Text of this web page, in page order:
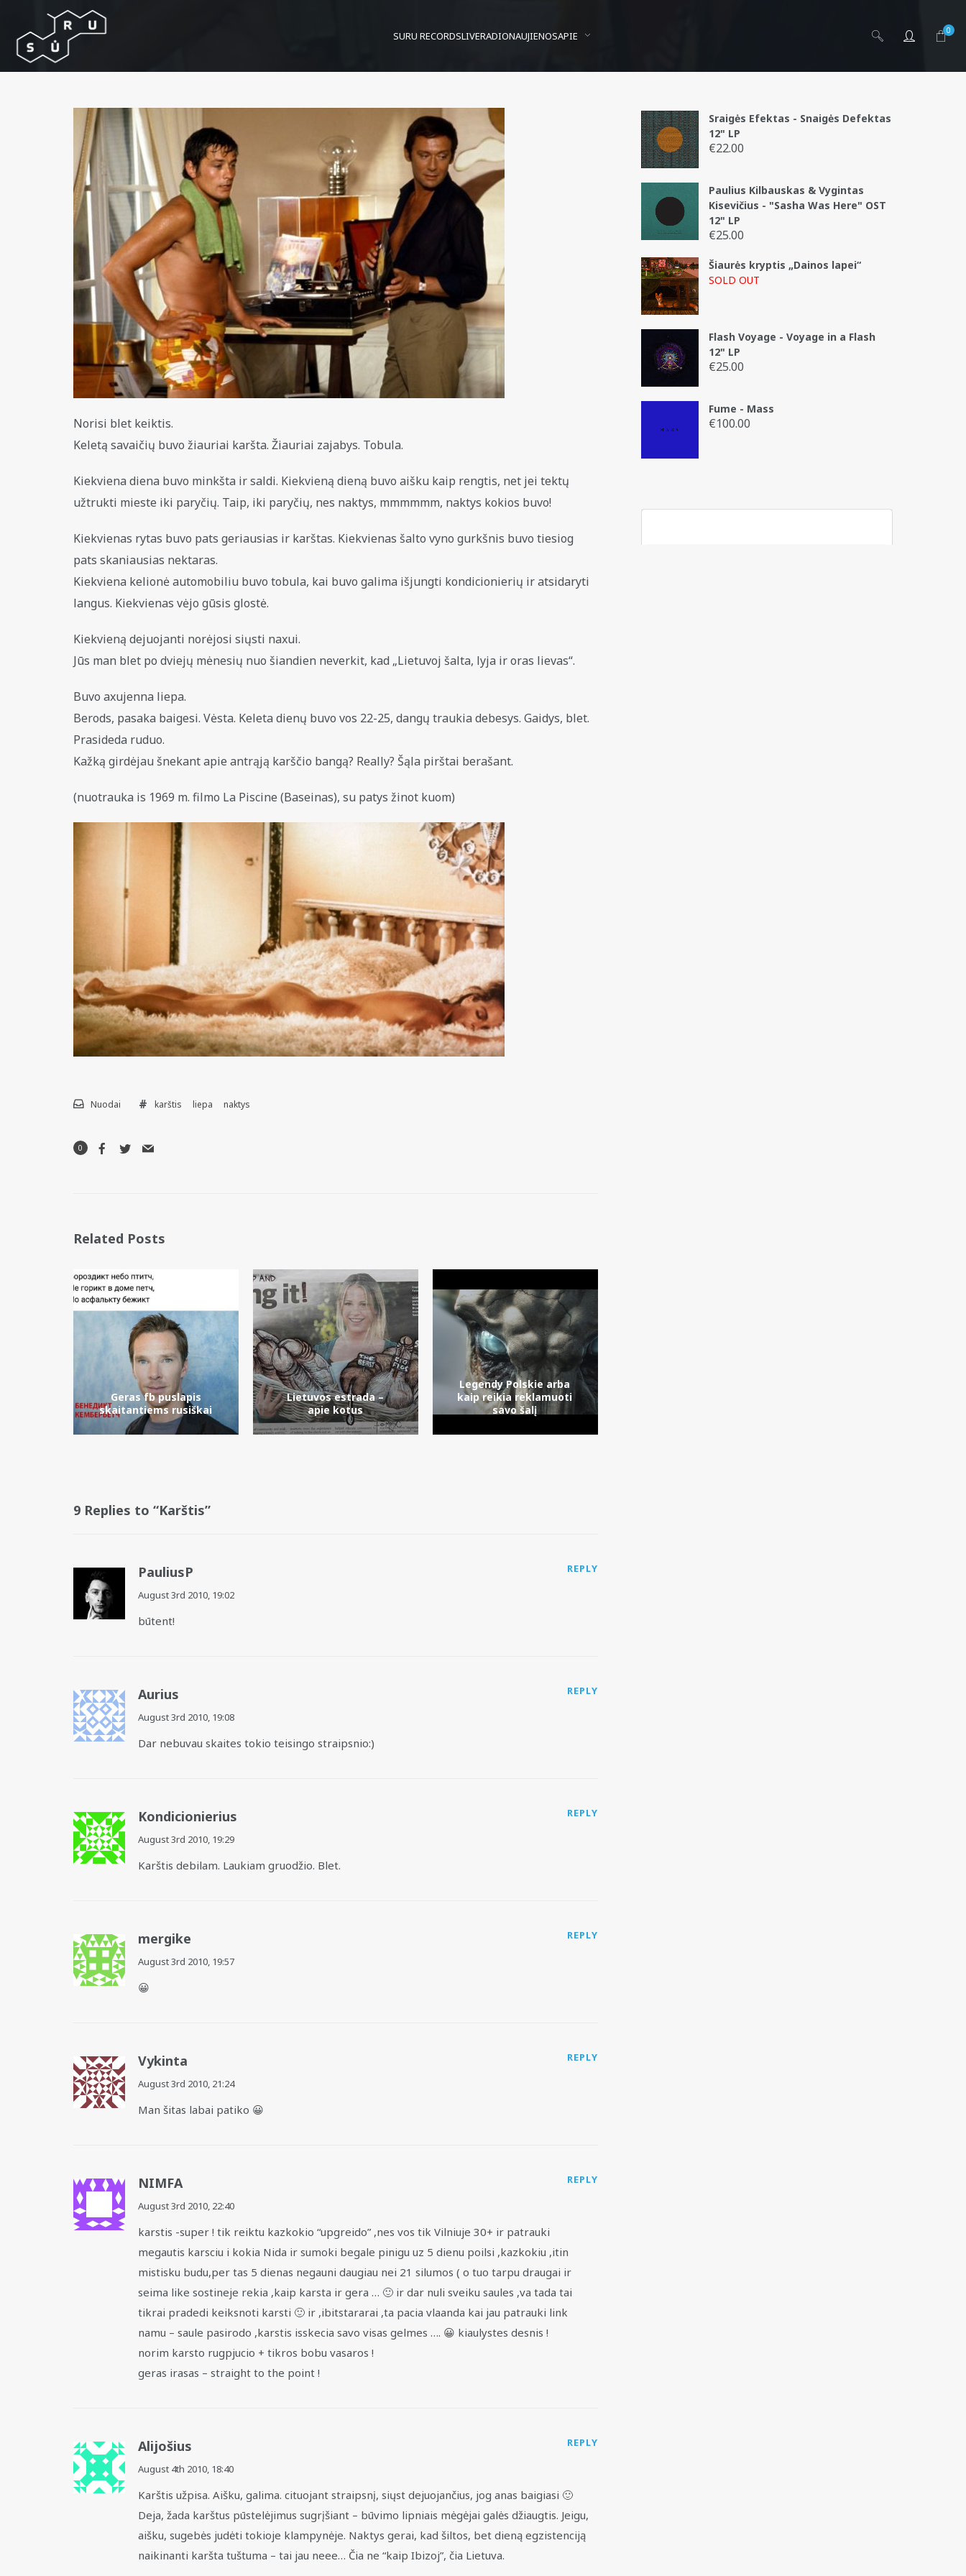
SURU RECORDSLIVERADIONAUJIENOSAPIE 0
Karštis
Posted On2010/08/03
Norisi blet keiktis.
Keletą savaičių buvo žiauriai karšta. Žiauriai zajabys. Tobula.
Kiekviena diena buvo minkšta ir saldi. Kiekvieną dieną buvo aišku kaip rengtis, net jei tektų
užtrukti mieste iki paryčių. Taip, iki paryčių, nes naktys, mmmmmm, naktys kokios buvo!
Kiekvienas rytas buvo pats geriausias ir karštas. Kiekvienas šalto vyno gurkšnis buvo tiesiog
pats skaniausias nektaras.
Kiekviena kelionė automobiliu buvo tobula, kai buvo galima išjungti kondicionierių ir atsidaryti
langus. Kiekvienas vėjo gūsis glostė.
Kiekvieną dejuojanti norėjosi siųsti naxui.
Jūs man blet po dviejų mėnesių nuo šiandien neverkit, kad „Lietuvoj šalta, lyja ir oras lievas“.
Buvo axujenna liepa.
Berods, pasaka baigesi. Vėsta. Keleta dienų buvo vos 22-25, dangų traukia debesys. Gaidys, blet.
Prasideda ruduo.
Kažką girdėjau šnekant apie antrąją karščio bangą? Really? Šąla pirštai berašant.
(nuotrauka is 1969 m. filmo La Piscine (Baseinas), su patys žinot kuom)
Nuodai karštis liepa naktys
0
Related Posts
Geras fb puslapis
skaitantiems rusiškai
Lietuvos estrada –
apie kotus
Legendy Polskie arba
kaip reikia reklamuoti
savo šalį
9 Replies to “Karštis”
PauliusP
August 3rd 2010, 19:02
būtent!
REPLY
Aurius
August 3rd 2010, 19:08
Dar nebuvau skaites tokio teisingo straipsnio:)
REPLY
Kondicionierius
August 3rd 2010, 19:29
Karštis debilam. Laukiam gruodžio. Blet.
REPLY
mergike
August 3rd 2010, 19:57
😀
REPLY
Vykinta
August 3rd 2010, 21:24
Man šitas labai patiko 😀
REPLY
NIMFA
August 3rd 2010, 22:40
karstis -super ! tik reiktu kazkokio “upgreido” ,nes vos tik Vilniuje 30+ ir patrauki
megautis karsciu i kokia Nida ir sumoki begale pinigu uz 5 dienu poilsi ,kazkokiu ,itin
mistisku budu,per tas 5 dienas negauni daugiau nei 21 silumos ( o tuo tarpu draugai ir
seima like sostineje rekia ,kaip karsta ir gera … 🙂 ir dar nuli sveiku saules ,va tada tai
tikrai pradedi keiksnoti karsti 🙂 ir ,ibitstararai ,ta pacia vlaanda kai jau patrauki link
namu – saule pasirodo ,karstis isskecia savo visas gelmes …. 😀 kiaulystes desnis !
norim karsto rugpjucio + tikros bobu vasaros !
geras irasas – straight to the point !
REPLY
Alijošius
August 4th 2010, 18:40
Karštis užpisa. Aišku, galima. cituojant straipsnį, siųst dejuojančius, jog anas baigiasi 🙂
Deja, žada karštus pūstelėjimus sugrįšiant – būvimo lipniais mėgėjai galės džiaugtis. Jeigu,
aišku, sugebės judėti tokioje klampynėje. Naktys gerai, kad šiltos, bet dieną egzistenciją
naikinanti karšta tuštuma – tai jau neee… Čia ne “kaip Ibizoj”, čia Lietuva.
REPLY
Sraigės Efektas - Snaigės Defektas
12" LP
€22.00
Paulius Kilbauskas & Vygintas
Kisevičius - "Sasha Was Here" OST
12" LP
€25.00
Šiaurės kryptis „Dainos lapei“
SOLD OUT
Flash Voyage - Voyage in a Flash
12" LP
€25.00
Fume - Mass
€100.00